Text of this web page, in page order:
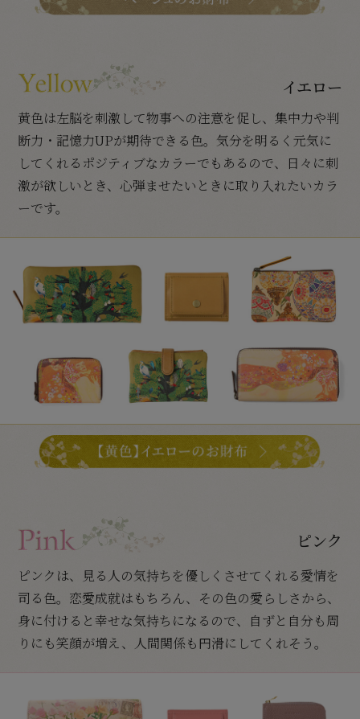
イエロー
黄色は左脳を刺激して物事への注意を促し、集中力や判
断力・記憶力UPが期待できる色。気分を明るく元気に
してくれるポジティブなカラーでもあるので、日々に刺
激が欲しいとき、心弾ませたいときに取り入れたいカラ
ーです。
ピンク
ピンクは、見る人の気持ちを優しくさせてくれる愛情を
司る色。恋愛成就はもちろん、その色の愛らしさから、
身に付けると幸せな気持ちになるので、自ずと自分も周
りにも笑顔が増え、人間関係も円滑にしてくれそう。